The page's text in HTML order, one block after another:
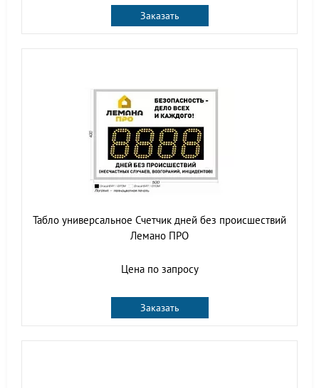
Заказать
Табло универсальное Счетчик дней без происшествий
Лемано ПРО
Цена по запросу
Заказать